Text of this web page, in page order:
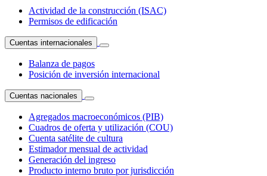
Actividad de la construcción (ISAC)
Permisos de edificación
Cuentas internacionales
Balanza de pagos
Posición de inversión internacional
Cuentas nacionales
Agregados macroeconómicos (PIB)
Cuadros de oferta y utilización (COU)
Cuenta satélite de cultura
Estimador mensual de actividad
Generación del ingreso
Producto interno bruto por jurisdicción